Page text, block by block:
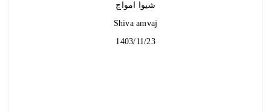
شیوا امواج
Shiva amvaj
1403/11/23